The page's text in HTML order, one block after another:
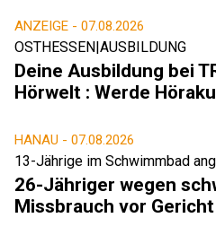
ANZEIGE - 07.08.2026
OSTHESSEN|AUSBILDUNG
Deine Ausbildung bei
Hörwelt : Werde
HANAU - 07.08.2026
13-Jährige im Schwimmbad
26-Jähriger wegen
Missbrauch vor Gericht